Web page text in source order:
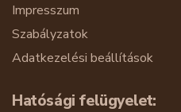
Impresszum
Szabályzatok
Adatkezelési beállítások
Hatósági felügyelet: